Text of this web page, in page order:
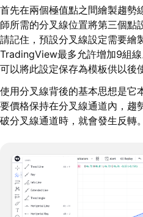
首先在兩個極值點之間繪製趨勢
師所需的分叉線位置將第三個點
請記住，預設分叉線設定需要繪
TradingView最多允許增加9組
可以將此設定保存為模板供以後
使用分叉線背後的基本思想是它
要價格保持在分叉線通道內，趨
破分叉線通道時，就會發生反轉。